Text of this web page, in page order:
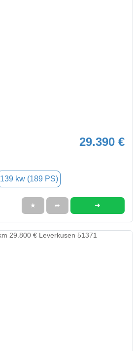
29.390 €
139 kw (189 PS)
★ ➦ ➜